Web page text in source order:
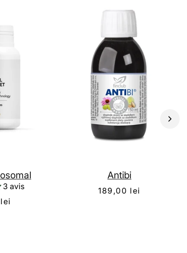
3 avis
Antibi
189,00 lei